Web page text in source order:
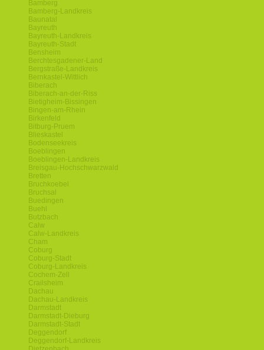
Bamberg
Bamberg-Landkreis
Baunatal
Bayreuth
Bayreuth-Landkreis
Bayreuth-Stadt
Bensheim
Berchtesgadener-Land
Bergstraße-Landkreis
Bernkastel-Wittlich
Biberach
Biberach-an-der-Riss
Bietigheim-Bissingen
Bingen-am-Rhein
Birkenfeld
Bitburg-Pruem
Blieskastel
Bodenseekreis
Boeblingen
Boeblingen-Landkreis
Breisgau-Hochschwarzwald
Bretten
Bruchkoebel
Bruchsal
Buedingen
Buehl
Butzbach
Calw
Calw-Landkreis
Cham
Coburg
Coburg-Stadt
Coburg-Landkreis
Cochem-Zell
Crailsheim
Dachau
Dachau-Landkreis
Darmstadt
Darmstadt-Dieburg
Darmstadt-Stadt
Deggendorf
Deggendorf-Landkreis